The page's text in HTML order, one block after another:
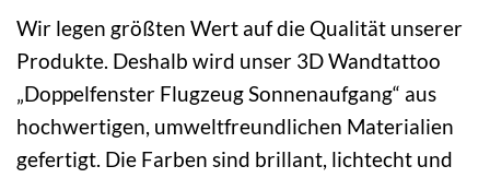
Wir legen größten Wert auf die Qualität unserer
Produkte. Deshalb wird unser 3D Wandtattoo
„Doppelfenster Flugzeug Sonnenaufgang“ aus
hochwertigen, umweltfreundlichen Materialien
gefertigt. Die Farben sind brillant, lichtecht und